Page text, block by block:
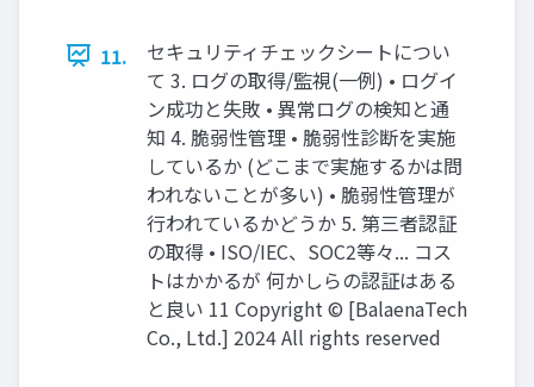
11.
セキュリティチェックシートについ
て 3. ログの取得/監視(一例) • ログイ
ン成功と失敗 • 異常ログの検知と通
知 4. 脆弱性管理 • 脆弱性診断を実施
しているか (どこまで実施するかは問
われないことが多い) • 脆弱性管理が
行われているかどうか 5. 第三者認証
の取得 • ISO/IEC、SOC2等々... コス
トはかかるが 何かしらの認証はある
と良い 11 Copyright ©︎ [BalaenaTech
Co., Ltd.] 2024 All rights reserved